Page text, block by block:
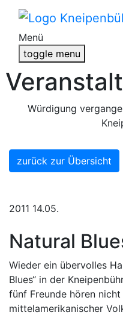
Menü
toggle menu
Würdigung
zurück zur Übersicht
2011 14.05.
Natural
Wieder ein übervolles
Blues“ in der
fünf Freunde hören
mittelamerikanischer